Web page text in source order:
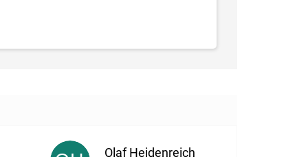
Olaf Heidenreich